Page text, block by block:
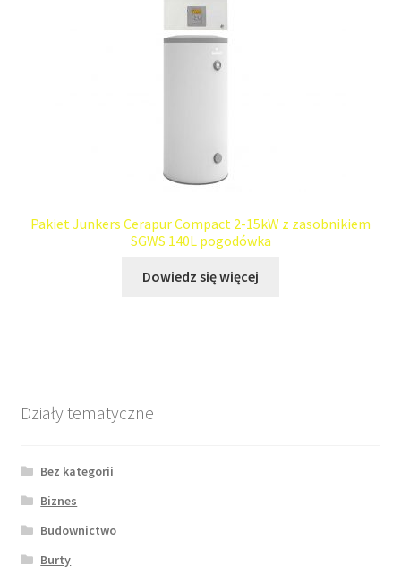
Pakiet Junkers Cerapur Compact 2-15kW z zasobnikiem
SGWS 140L pogodówka
Dowiedz się więcej
Działy tematyczne
Bez kategorii
Biznes
Budownictwo
Burty